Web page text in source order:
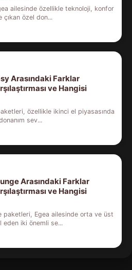
ailesinde özellikle teknoloji, konfor
çıkan özel don...
Arasındaki Farklar
ve Hangisi
özellikle ikinci el piyasasında
sev...
Arasındaki Farklar
ve Hangisi
paketleri, Egea ailesinde orta ve üst
eden iki önemli se...